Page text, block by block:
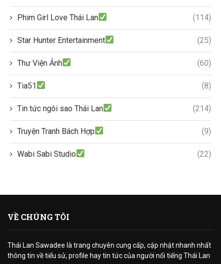
Phim Girl Love Thái Lan (114)
Star Hunter Entertainment (25)
Thư Viện Ảnh (60)
Tia51 (8)
Tin tức ngôi sao Thái Lan (214)
Truyện Tranh Bách Hợp (9)
Wabi Sabi Studio (22)
VỀ CHÚNG TÔI
Thái Lan Sawadee là trang chuyên cung cấp, cập nhật nhanh nhất
thông tin về tiểu sử, profile hay tin tức của người nổi tiếng Thái Lan